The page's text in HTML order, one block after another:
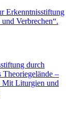
Erkenntnisstiftung
Verbrechen“.
durch
Theoriegelände –
Mit Liturgien und